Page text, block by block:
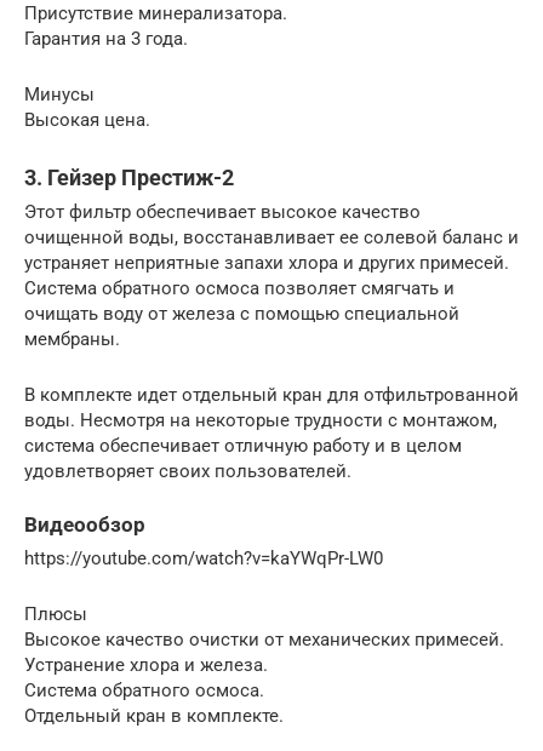
Присутствие минерализатора.
Гарантия на 3 года.
Минусы
Высокая цена.
3. Гейзер Престиж-2
Этот фильтр обеспечивает высокое качество
очищенной воды, восстанавливает ее солевой баланс и
устраняет неприятные запахи хлора и других примесей.
Система обратного осмоса позволяет смягчать и
очищать воду от железа с помощью специальной
мембраны.
В комплекте идет отдельный кран для отфильтрованной
воды. Несмотря на некоторые трудности с монтажом,
система обеспечивает отличную работу и в целом
удовлетворяет своих пользователей.
Видеообзор
https://youtube.com/watch?v=kaYWqPr-LW0
Плюсы
Высокое качество очистки от механических примесей.
Устранение хлора и железа.
Система обратного осмоса.
Отдельный кран в комплекте.